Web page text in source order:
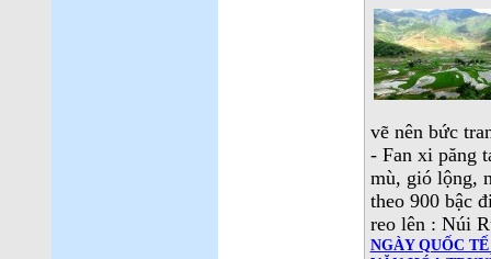
vẽ nên bức
- Fan xi păng
mù, gió lộng,
theo 900 bậc
reo lên : Núi
NGÀY QUỐC